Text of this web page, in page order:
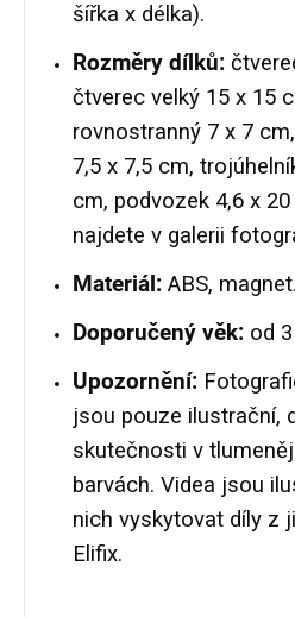
šířka x délka).
Rozměry dílků:
čtverec velký 15 x 15
rovnostranný 7 x 7
7,5 x 7,5 cm,
cm, podvozek 4,6 x
najdete v galerii
Materiál: ABS, magnet.
Doporučený věk: od
Upozornění:
jsou pouze ilustrační,
skutečnosti v
barvách. Videa jsou
nich vyskytovat díly z
Elifix.